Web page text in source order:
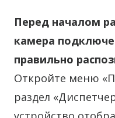
Перед началом
камера
правильно
Откройте меню
раздел